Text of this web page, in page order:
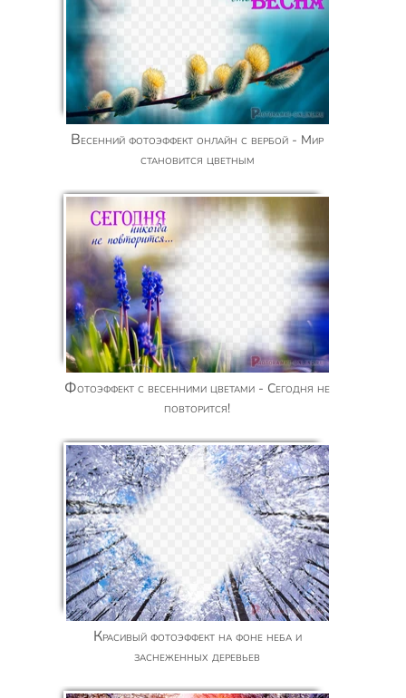
Весенний фотоэффект онлайн с вербой - Мир
становится цветным
Фотоэффект с весенними цветами - Сегодня не
повторится!
Красивый фотоэффект на фоне неба и
заснеженных деревьев